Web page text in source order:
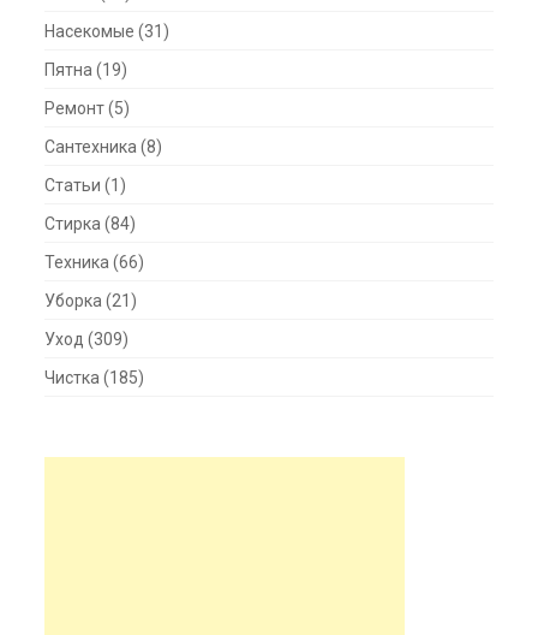
Насекомые (31)
Пятна (19)
Ремонт(5)
Сантехника (8)
Статьи (1)
Стирка (84)
Техника (66)
Уборка (21)
Уход (309)
Чистка (185)